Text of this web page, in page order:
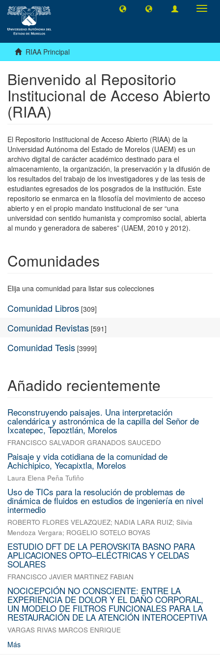
RIAA Principal
Bienvenido al Repositorio
Institucional de Acceso Abierto
(RIAA)
El Repositorio Institucional de Acceso Abierto (RIAA) de la
Universidad Autónoma del Estado de Morelos (UAEM) es un
archivo digital de carácter académico destinado para el
almacenamiento, la organización, la preservación y la difusión de
los resultados del trabajo de los investigadores y de las tesis de
estudiantes egresados de los posgrados de la institución. Este
repositorio se enmarca en la filosofía del movimiento de acceso
abierto y en el propio mandato institucional de ser “una
universidad con sentido humanista y compromiso social, abierta
al mundo y generadora de saberes” (UAEM, 2010 y 2012).
Comunidades
Elija una comunidad para listar sus colecciones
Comunidad Libros [309]
Comunidad Revistas [591]
Comunidad Tesis [3999]
Añadido recientemente
Reconstruyendo paisajes. Una interpretación
calendárica y astronómica de la capilla del Señor de
Ixcatepec, Tepoztlán, Morelos
FRANCISCO SALVADOR GRANADOS SAUCEDO
Paisaje y vida cotidiana de la comunidad de
Achichipico, Yecapixtla, Morelos
Laura Elena Peña Tufiño
Uso de TICs para la resolución de problemas de
dinámica de fluidos en estudios de ingeniería en nivel
intermedio
ROBERTO FLORES VELAZQUEZ; NADIA LARA RUIZ; Silvia
Mendoza Vergara; ROGELIO SOTELO BOYAS
ESTUDIO DFT DE LA PEROVSKITA BASNO PARA
APLICACIONES OPTO–ELÉCTRICAS Y CELDAS
SOLARES
FRANCISCO JAVIER MARTINEZ FABIAN
NOCICEPCIÓN NO CONSCIENTE: ENTRE LA
EXPERIENCIA DE DOLOR Y EL DAÑO CORPORAL,
UN MODELO DE FILTROS FUNCIONALES PARA LA
RESTAURACIÓN DE LA ATENCIÓN INTEROCEPTIVA
VARGAS RIVAS MARCOS ENRIQUE
Más